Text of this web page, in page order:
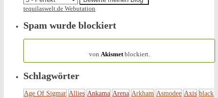
tequilaswelt.de Webutation
Spam wurde blockiert
von Akismetblockiert.
Schlagwörter
Age Of Sigmar Allies Ankama Arena Arkham Asmodee Axis black